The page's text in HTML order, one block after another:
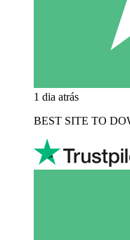
1 dia atrás
BEST SITE TO